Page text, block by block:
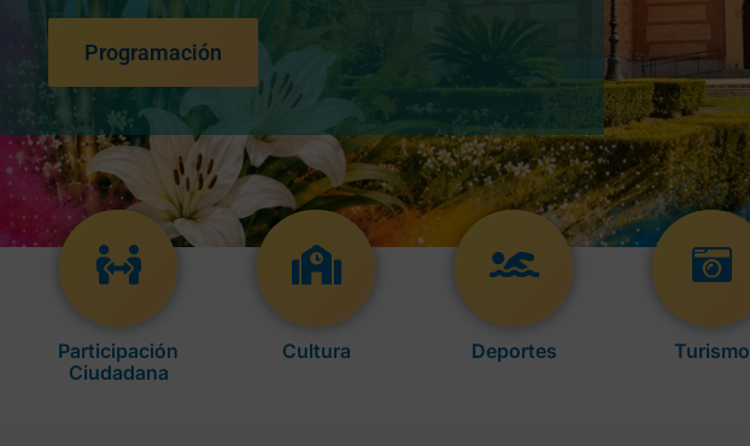
Programación
Participación
Ciudadana
Cultura Deportes Turismo